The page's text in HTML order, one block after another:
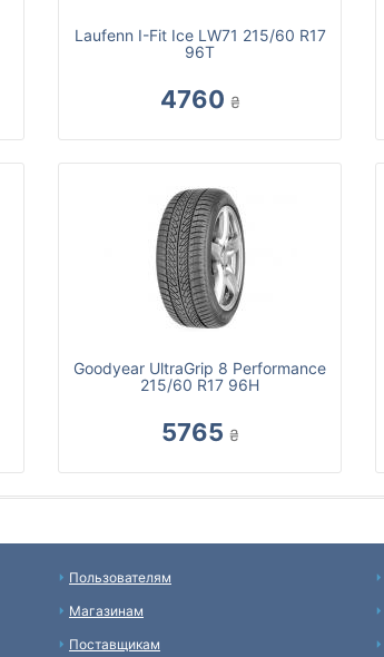
Laufenn I-Fit Ice LW71 215/60 R17
96T
4760 ₴
Goodyear UltraGrip 8 Performance
215/60 R17 96H
5765 ₴
Пользователям
Магазинам
Поставщикам